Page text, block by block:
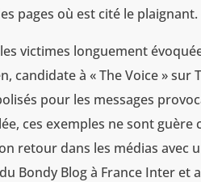
pages où est cité le plaignant.
victimes longuement
candidate à « The Voice »
pour les messages
ces exemples ne sont
retour dans les médias avec
Bondy Blog à France Inter et